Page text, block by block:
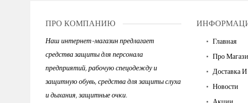
ПРО КОМПАНИЮ
Наш интернет-магазин предлагает
средства защиты для персонала
предприятий, рабочую спецодежду и
защитную обувь, средства для защиты слуха
и дыхания, защитные очки.
Главная
Про
Доставка
Новости